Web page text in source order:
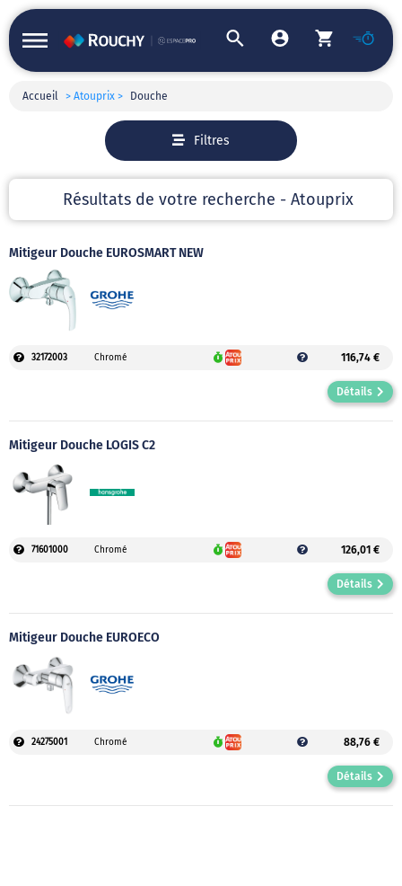
Accueil > Atouprix > Douche
Filtres
Résultats de votre recherche - Atouprix
Mitigeur Douche EUROSMART NEW
32172003 Chromé 116,74 €
Détails
Mitigeur Douche LOGIS C2
71601000 Chromé 126,01 €
Détails
Mitigeur Douche EUROECO
24275001 Chromé 88,76 €
Détails